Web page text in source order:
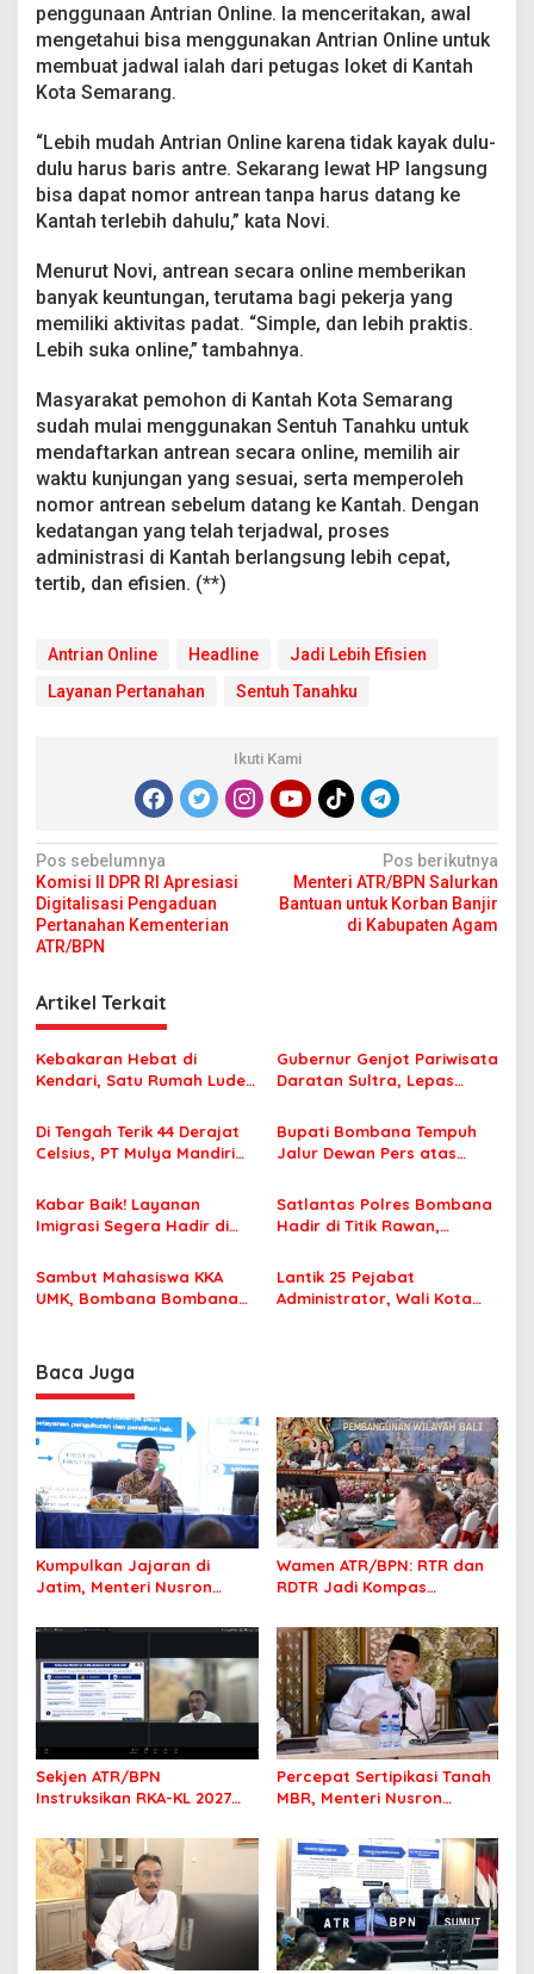
penggunaan Antrian Online. Ia menceritakan, awal
mengetahui bisa menggunakan Antrian Online untuk
membuat jadwal ialah dari petugas loket di Kantah
Kota Semarang.
“Lebih mudah Antrian Online karena tidak kayak dulu-
dulu harus baris antre. Sekarang lewat HP langsung
bisa dapat nomor antrean tanpa harus datang ke
Kantah terlebih dahulu,” kata Novi.
Menurut Novi, antrean secara online memberikan
banyak keuntungan, terutama bagi pekerja yang
memiliki aktivitas padat. “Simple, dan lebih praktis.
Lebih suka online,” tambahnya.
Masyarakat pemohon di Kantah Kota Semarang
sudah mulai menggunakan Sentuh Tanahku untuk
mendaftarkan antrean secara online, memilih air
waktu kunjungan yang sesuai, serta memperoleh
nomor antrean sebelum datang ke Kantah. Dengan
kedatangan yang telah terjadwal, proses
administrasi di Kantah berlangsung lebih cepat,
tertib, dan efisien. (**)
Antrian Online Headline
Jadi Lebih Efisien
Layanan Pertanahan
Sentuh Tanahku
Ikuti Kami
N
a
v
i
g
a
s
i
p
o
s
Pos sebelumnya
Komisi II DPR RI Apresiasi
Digitalisasi Pengaduan
Pertanahan Kementerian
ATR/BPN
Pos berikutnya
Menteri ATR/BPN Salurkan
Bantuan untuk Korban Banjir
di Kabupaten Agam
Artikel Terkait
Kebakaran Hebat di
Kendari, Satu Rumah Ludes
Gubernur Genjot Pariwisata
Daratan Sultra, Lepas
Tiga Kabupaten Unggulan
Di Tengah Terik 44 Derajat
Celsius, PT Mulya Mandiri
Jamaah Tetap Sehat dan
Nyaman Beribadah
Bupati Bombana Tempuh
Jalur Dewan Pers atas
Korupsi Jembatan Cirauci II
Kabar Baik! Layanan
Imigrasi Segera Hadir di
Perlu Lagi ke Kendari
Satlantas Polres Bombana
Hadir di Titik Rawan,
Sekolah dengan Aman
Sambut Mahasiswa KKA
UMK, Bombana Bombana
Lantik 25 Pejabat
Administrator, Wali Kota
Baca Juga
Kumpulkan Jajaran di
Jatim, Menteri Nusron
Jadi Prioritas
Wamen ATR/BPN: RTR dan
RDTR Jadi Kompas
Sekjen ATR/BPN
Instruksikan RKA-KL 2027
Transformasi Layanan
Pertanahan
Percepat Sertipikasi Tanah
MBR, Menteri Nusron
Pemerintah Dirasakan Utuh